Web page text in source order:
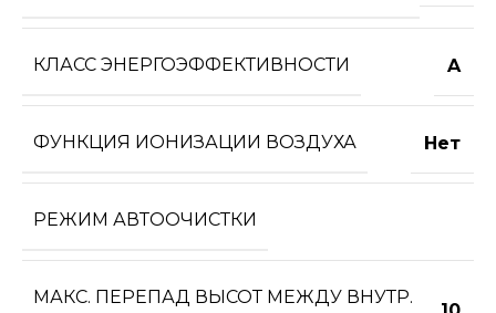
КЛАСС ЭНЕРГОЭФФЕКТИВНОСТИ A
ФУНКЦИЯ ИОНИЗАЦИИ ВОЗДУХА Нет
РЕЖИМ АВТООЧИСТКИ
МАКС. ПЕРЕПАД ВЫСОТ МЕЖДУ ВНУТР.